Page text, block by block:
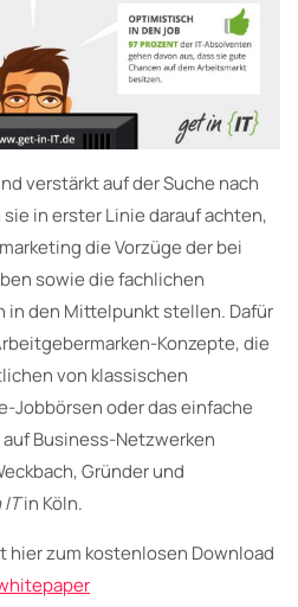
verstärkt auf der Suche nach
in erster Linie darauf achten,
die Vorzüge der bei
sowie die fachlichen
den Mittelpunkt stellen. Dafür
Konzepte, die
von klassischen
Jobbörsen oder das einfache
Business-Netzwerken
Gründer und
in Köln.
hier zum kostenlosen Download